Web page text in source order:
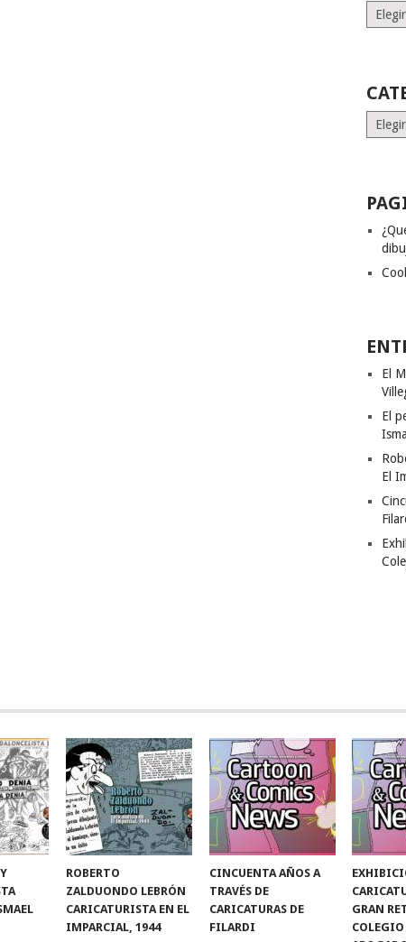
ALL
El
El
El
ROBERTO
ZALDUONDO LEBRÓN
CARICATURISTA EN EL
IMPARCIAL, 1944
CINCUENTA AÑOS A
TRAVÉS DE
CARICATURAS DE
FILARDI
GRAN
COLEGIO